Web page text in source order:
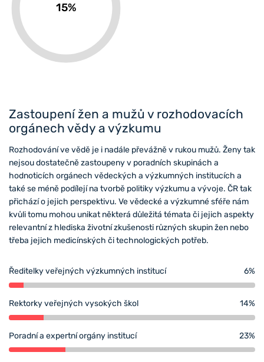
15%
Zastoupení žen a mužů v rozhodovacích
orgánech vědy a výzkumu
Rozhodování ve vědě je i nadále převážně v rukou mužů. Ženy tak
nejsou dostatečně zastoupeny v poradních skupinách a
hodnoticích orgánech vědeckých a výzkumných institucích a
také se méně podílejí na tvorbě politiky výzkumu a vývoje. ČR tak
přichází o jejich perspektivu. Ve vědecké a výzkumné sféře nám
kvůli tomu mohou unikat některá důležitá témata či jejich aspekty
relevantní z hlediska životní zkušenosti různých skupin žen nebo
třeba jejich medicínských či technologických potřeb.
Ředitelky veřejných výzkumných institucí 6%
Rektorky veřejných vysokých škol 14%
Poradní a expertní orgány institucí 23%